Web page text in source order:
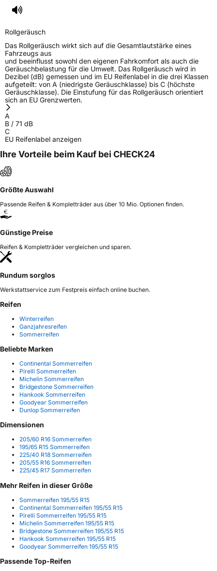
Rollgeräusch
Das Rollgeräusch wirkt sich auf die Gesamtlautstärke eines
Fahrzeugs aus
und beeinflusst sowohl den eigenen Fahrkomfort als auch die
Geräuschbelastung für die Umwelt. Das Rollgeräusch wird in
Dezibel (dB) gemessen und im EU Reifenlabel in die drei Klassen
aufgeteilt: von A (niedrigste Geräuschklasse) bis C (höchste
Geräuschklasse). Die Einstufung für das Rollgeräusch orientiert
sich an EU Grenzwerten.
A
B / 71 dB
C
EU Reifenlabel anzeigen
Ihre Vorteile beim Kauf bei CHECK24
Größte Auswahl
Passende Reifen & Kompletträder aus über 10 Mio. Optionen finden.
Günstige Preise
Reifen & Kompletträder vergleichen und sparen.
Rundum sorglos
Werkstattservice zum Festpreis einfach online buchen.
Reifen
Winterreifen
Ganzjahresreifen
Sommerreifen
Beliebte Marken
Continental Sommerreifen
Pirelli Sommerreifen
Michelin Sommerreifen
Bridgestone Sommerreifen
Hankook Sommerreifen
Goodyear Sommerreifen
Dunlop Sommerreifen
Dimensionen
205/60 R16 Sommerreifen
195/65 R15 Sommerreifen
225/40 R18 Sommerreifen
205/55 R16 Sommerreifen
225/45 R17 Sommerreifen
Mehr Reifen in dieser Größe
Sommerreifen 195/55 R15
Continental Sommerreifen 195/55 R15
Pirelli Sommerreifen 195/55 R15
Michelin Sommerreifen 195/55 R15
Bridgestone Sommerreifen 195/55 R15
Hankook Sommerreifen 195/55 R15
Goodyear Sommerreifen 195/55 R15
Passende Top-Reifen